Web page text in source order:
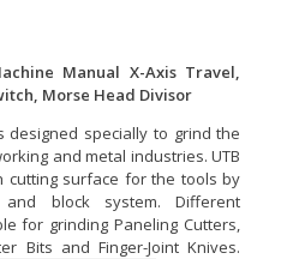
Manual X-Axis Travel,
Morse Head Divisor
designed specially to grind the
and metal industries. UTB
cutting surface for the tools by
block system. Different
for grinding Paneling Cutters,
Bits and Finger-Joint Knives.